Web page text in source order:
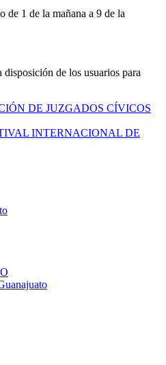
de 1 de la mañana a 9 de la
de los usuarios para
DE JUZGADOS CÍVICOS
INTERNACIONAL DE